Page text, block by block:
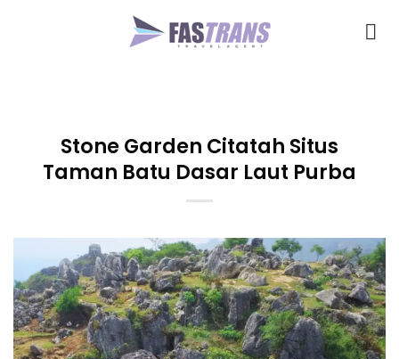
Stone Garden Citatah Situs
Taman Batu Dasar Laut Purba